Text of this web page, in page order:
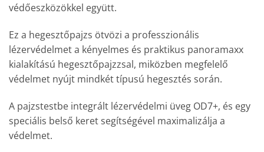
védőeszközökkel együtt.
Ez a hegesztőpajzs ötvözi a professzionális
lézervédelmet a kényelmes és praktikus panoramaxx
kialakítású hegesztőpajzzsal, miközben megfelelő
védelmet nyújt mindkét típusú hegesztés során.
A pajzstestbe integrált lézervédelmi üveg OD7+, és egy
speciális belső keret segítségével maximalizálja a
védelmet.